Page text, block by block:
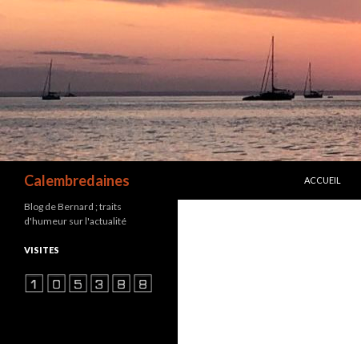
Calembredaines
ACCUEIL
Blog de Bernard ; traits
d'humeur sur l'actualité
VISITES